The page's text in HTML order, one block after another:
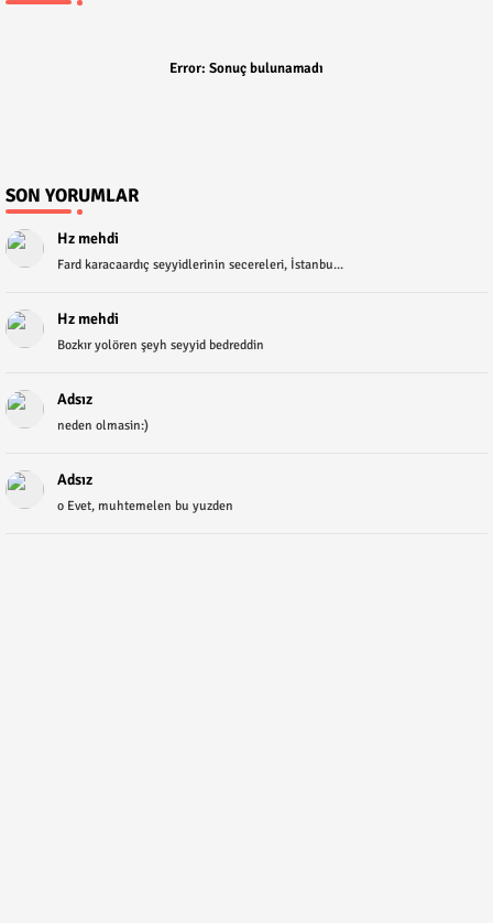
Error: Sonuç bulunamadı
SON YORUMLAR
Hz mehdi
Fard karacaardıç seyyidlerinin secereleri, İstanbu...
Hz mehdi
Bozkır yolören şeyh seyyid bedreddin
Adsız
neden olmasin:)
Adsız
o Evet, muhtemelen bu yuzden